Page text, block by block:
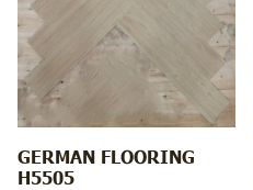
GERMAN FLOORING
H5505